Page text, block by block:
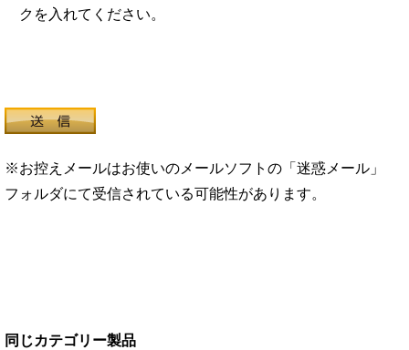
クを入れてください。
※お控えメールはお使いのメールソフトの「迷惑メール」
フォルダにて受信されている可能性があります。
同じカテゴリー製品